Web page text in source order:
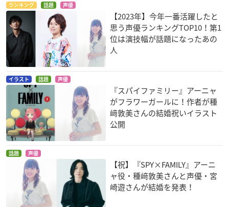
すべてがFになる TH
E PERFECT INSIDE
西之園萌絵
モンスター娘のいる
日常
リリス
デュラララ!!×2 転
エミリア
花依小百合 エミリア
ランキング 話題 声優
【2023年】今年一番活躍したと
思う声優ランキングTOP10！第1
位は演技幅が話題になったあの
人
イラスト 話題 声優
『スパイファミリー』アーニャ
がフラワーガールに！作者が種
﨑敦美さんの結婚祝いイラスト
公開
話題 声優
【祝】『SPY×FAMILY』アーニ
ャ役・種﨑敦美さんと声優・宮
崎遊さんが結婚を発表！